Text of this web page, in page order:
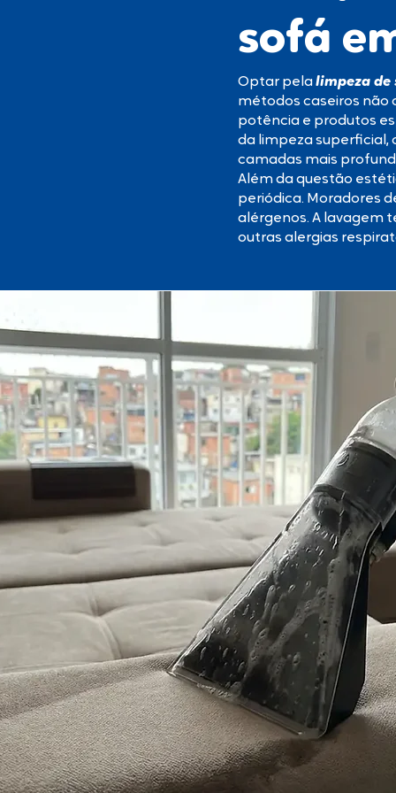
sofá
Optar pelalimpeza de
métodos caseiros não
potência e produtos
da limpeza superficial,
camadas mais
Além da questão
periódica. Moradores
alérgenos. A lavagem
outras alergias